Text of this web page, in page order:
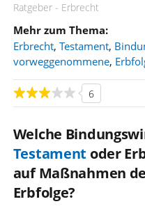
Ratgeber - Erbrecht
Mehr zum Thema:
Erbrecht, Testament,
vorweggenommene,
6
Welche
Testament oder
auf Maßnahmen
Erbfolge?